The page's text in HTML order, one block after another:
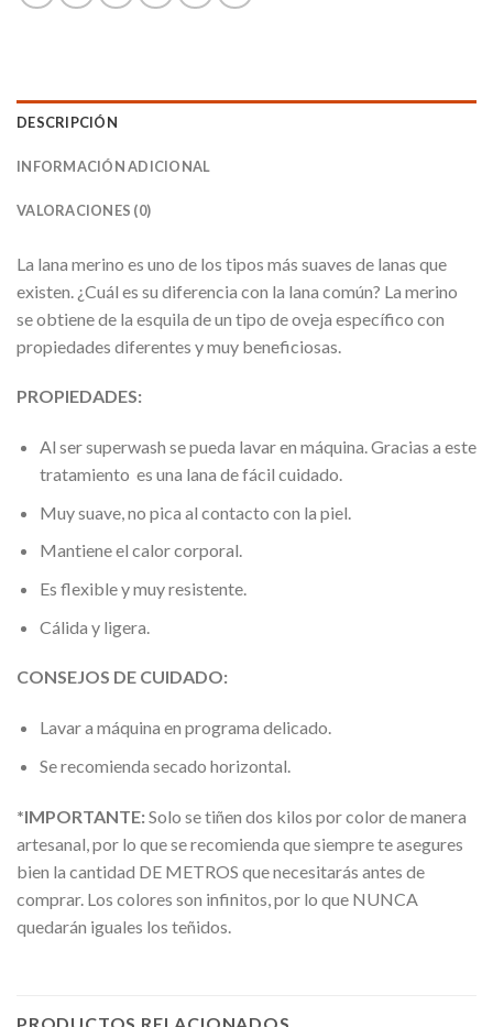
DESCRIPCIÓN
INFORMACIÓN ADICIONAL
VALORACIONES (0)
La lana merino es uno de los tipos más suaves de lanas que
existen. ¿Cuál es su diferencia con la lana común? La merino
se obtiene de la esquila de un tipo de oveja específico con
propiedades diferentes y muy beneficiosas.
PROPIEDADES:
Al ser superwash se pueda lavar en máquina. Gracias a este
tratamiento es una lana de fácil cuidado.
Muy suave, no pica al contacto con la piel.
Mantiene el calor corporal.
Es flexible y muy resistente.
Cálida y ligera.
CONSEJOS DE CUIDADO:
Lavar a máquina en programa delicado.
Se recomienda secado horizontal.
*IMPORTANTE:Solo se tiñen dos kilos por color de manera
artesanal, por lo que se recomienda que siempre te asegures
bien la cantidad DE METROS que necesitarás antes de
comprar. Los colores son infinitos, por lo que NUNCA
quedarán iguales los teñidos.